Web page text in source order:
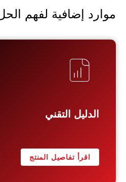
موارد إضافية لفهم
الدليل التقني
اقرأ تفاصيل المنتج